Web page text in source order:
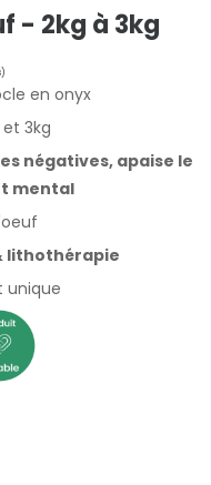
- 2kg à 3kg
en onyx
3kg
négatives, apaise le
mental
lithothérapie
unique